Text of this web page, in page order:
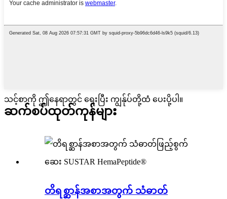
သင့်စာကို ဤနေရာတွင် ရေးပြီး ကျွန်ုပ်တို့ထံ ပေးပို့ပါ။
ဆက်စပ်ထုတ်ကုန်များ
တိရစ္ဆာန်အစာအတွက် သံဓာတ်